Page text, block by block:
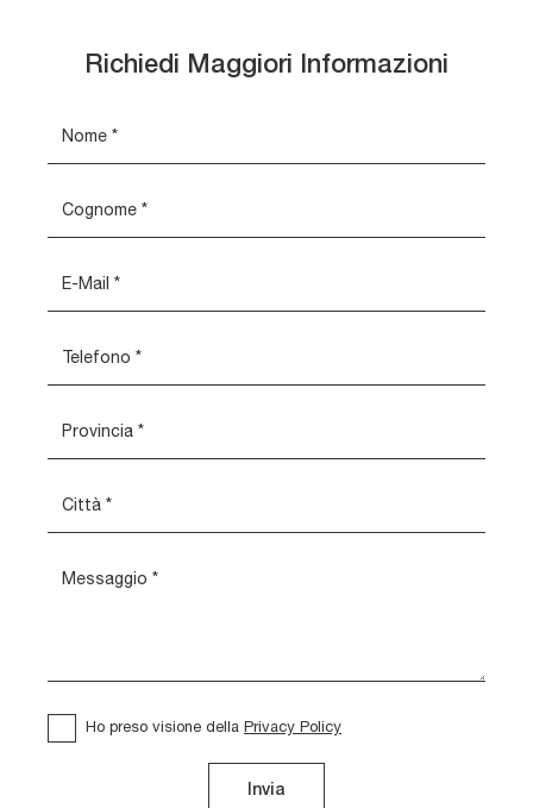
Richiedi Maggiori Informazioni
Ho preso visione della Privacy Policy
Invia